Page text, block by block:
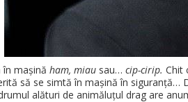
mașină ham, miau sau… cip-cirip. Chit
să se simtă în mașină în siguranță…
alături de animăluțul drag are